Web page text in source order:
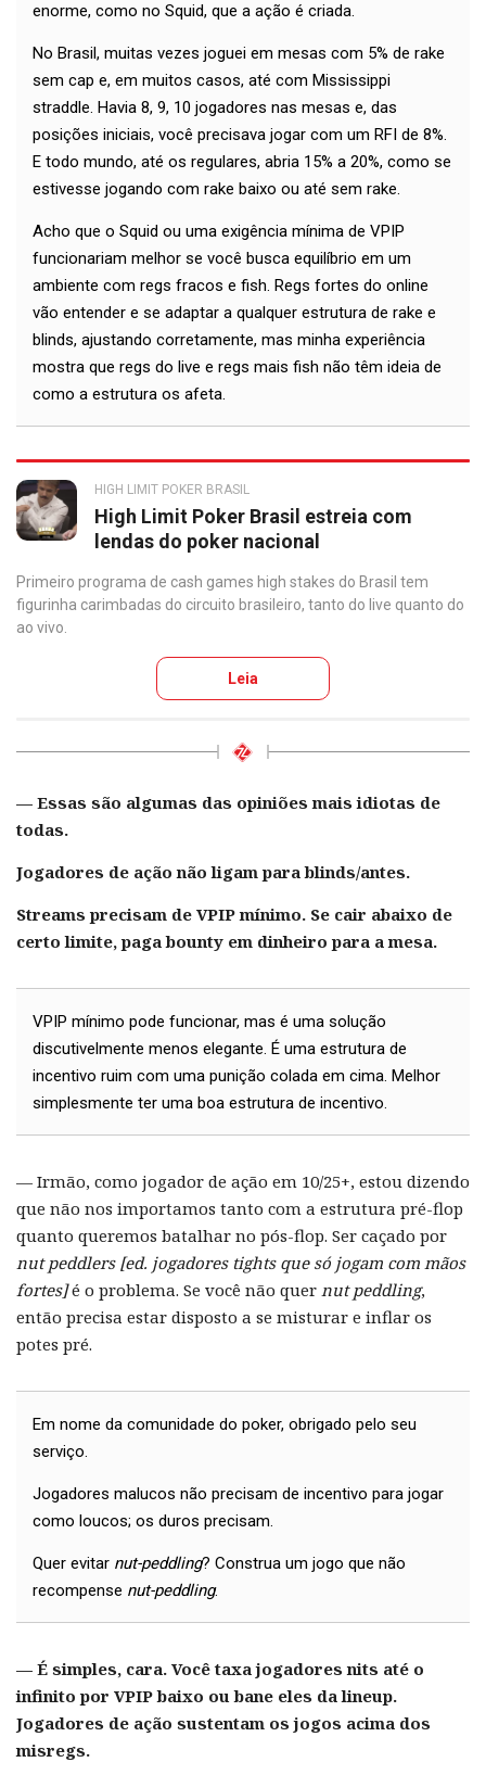
enorme, como no Squid, que a ação é criada.
No Brasil, muitas vezes joguei em mesas com 5% de rake
sem cap e, em muitos casos, até com Mississippi
straddle. Havia 8, 9, 10 jogadores nas mesas e, das
posições iniciais, você precisava jogar com um RFI de 8%.
E todo mundo, até os regulares, abria 15% a 20%, como se
estivesse jogando com rake baixo ou até sem rake.
Acho que o Squid ou uma exigência mínima de VPIP
funcionariam melhor se você busca equilíbrio em um
ambiente com regs fracos e fish. Regs fortes do online
vão entender e se adaptar a qualquer estrutura de rake e
blinds, ajustando corretamente, mas minha experiência
mostra que regs do live e regs mais fish não têm ideia de
como a estrutura os afeta.
HIGH LIMIT POKER BRASIL
High Limit Poker Brasil estreia com
lendas do poker nacional
Primeiro programa de cash games high stakes do Brasil tem
figurinha carimbadas do circuito brasileiro, tanto do live quanto do
ao vivo.
Leia
— Essas são algumas das opiniões mais idiotas de
todas.
Jogadores de ação não ligam para blinds/antes.
Streams precisam de VPIP mínimo. Se cair abaixo de
certo limite, paga bounty em dinheiro para a mesa.
VPIP mínimo pode funcionar, mas é uma solução
discutivelmente menos elegante. É uma estrutura de
incentivo ruim com uma punição colada em cima. Melhor
simplesmente ter uma boa estrutura de incentivo.
— Irmão, como jogador de ação em 10/25+, estou dizendo
que não nos importamos tanto com a estrutura pré-flop
quanto queremos batalhar no pós-flop. Ser caçado por
nut peddlers [ed. jogadores tights que só jogam com mãos
fortes]é o problema. Se você não quer nut peddling,
então precisa estar disposto a se misturar e inflar os
potes pré.
Em nome da comunidade do poker, obrigado pelo seu
serviço.
Jogadores malucos não precisam de incentivo para jogar
como loucos; os duros precisam.
Quer evitar nut-peddling? Construa um jogo que não
recompense nut-peddling.
— É simples, cara. Você taxa jogadores nits até o
infinito por VPIP baixo ou bane eles da lineup.
Jogadores de ação sustentam os jogos acima dos
misregs.